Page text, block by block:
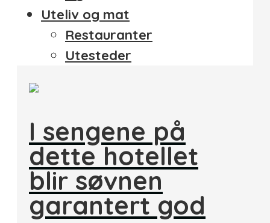
Uteliv og mat
Restauranter
Utesteder
I sengene på
dette hotellet
blir søvnen
garantert god